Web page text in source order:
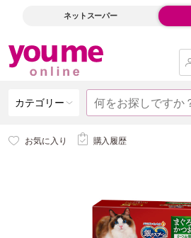
ネットスーパー
カテゴリー
お気に入り 購入履歴